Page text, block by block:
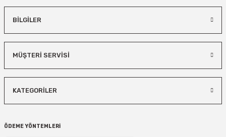
BİLGİLER
MÜŞTERİ SERVİSİ
KATEGORİLER
ÖDEME YÖNTEMLERİ